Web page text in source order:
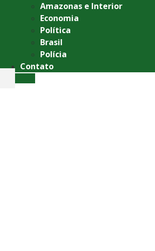
Amazonas e Interior
Economia
Política
Brasil
Polícia
Contato